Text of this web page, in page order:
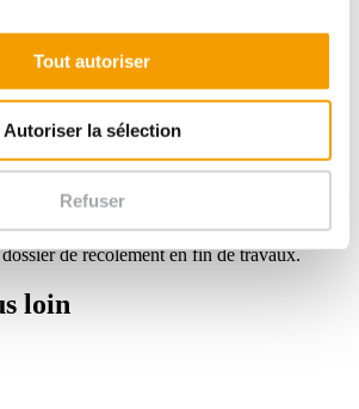
Tout autoriser
Autoriser la sélection
Refuser
préalables aux travaux de
et fond de fouille,
pollutiondes gaz du sol après dépollution
l’EQRS,
de récolement en fin de travaux.
loin